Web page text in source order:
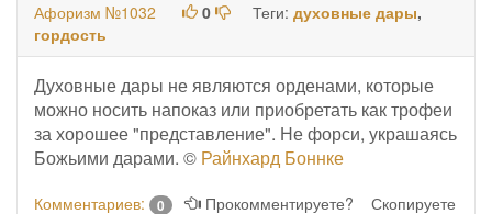
Афоризм №1032 0 Теги: духовные дары,
гордость
Духовные дары не являются орденами, которые
можно носить напоказ или приобретать как трофеи
за хорошее "представление". Не форси, украшаясь
Божьими дарами. © Райнхард Боннке
Комментариев: 0 Прокомментируете?
Скопируете